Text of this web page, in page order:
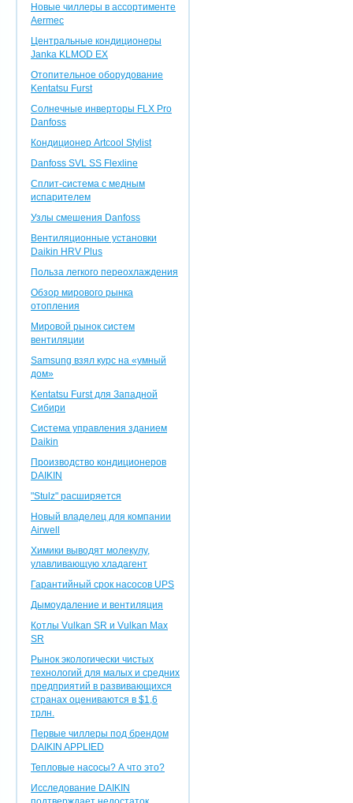
Новые чиллеры в ассортименте
Aermec
Центральные кондиционеры
Janka KLMOD EX
Отопительное оборудование
Kentatsu Furst
Солнечные инверторы FLX Pro
Danfoss
Кондиционер Artcool Stylist
Danfoss SVL SS Flexline
Сплит-система с медным
испарителем
Узлы смешения Danfoss
Вентиляционные установки
Daikin HRV Plus
Польза легкого переохлаждения
Обзор мирового рынка
отопления
Мировой рынок систем
вентиляции
Samsung взял курс на «умный
дом»
Kentatsu Furst для Западной
Сибири
Система управления зданием
Daikin
Производство кондиционеров
DAIKIN
"Stulz" расширяется
Новый владелец для компании
Airwell
Химики выводят молекулу,
улавливающую хладагент
Гарантийный срок насосов UPS
Дымоудаление и вентиляция
Котлы Vulkan SR и Vulkan Max
SR
Рынок экологически чистых
технологий для малых и средних
предприятий в развивающихся
странах оцениваются в $1,6
трлн.
Первые чиллеры под брендом
DAIKIN APPLIED
Тепловые насосы? А что это?
Исследование DAIKIN